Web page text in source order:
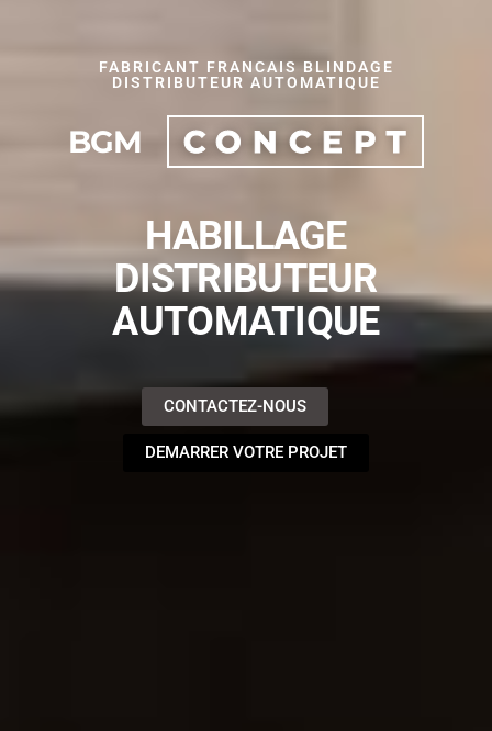
FABRICANT FRANCAIS BLINDAGE
DISTRIBUTEUR AUTOMATIQUE
BGM CONCEPT
HABILLAGE
DISTRIBUTEUR
AUTOMATIQUE
CONTACTEZ-NOUS
DEMARRER VOTRE PROJET